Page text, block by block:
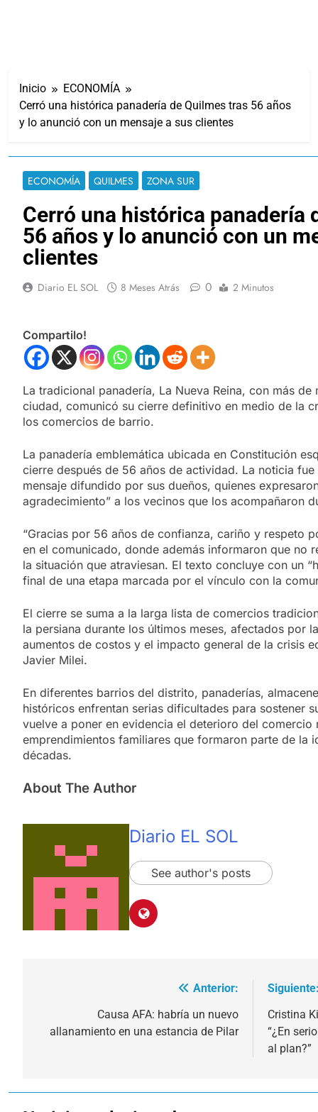
Inicio
ECONOMÍA
Cerró una histórica panadería de Quilmes tras 56 años
y lo anunció con un mensaje a sus clientes
ECONOMÍA QUILMES ZONA SUR
Cerró una histórica panadería
56 años y lo anunció con un
clientes
Diario EL SOL 8 Meses Atrás 0 2 Minutos
Compartilo!
La tradicional panadería, La Nueva Reina, con más
ciudad, comunicó su cierre definitivo en medio de la
los comercios de barrio.
La panadería emblemática ubicada en Constitución
cierre después de 56 años de actividad. La noticia
mensaje difundido por sus dueños, quienes
agradecimiento” a los vecinos que los acompañaron
“Gracias por 56 años de confianza, cariño y respeto
en el comunicado, donde además informaron que no
la situación que atraviesan. El texto concluye con un
final de una etapa marcada por el vínculo con la
El cierre se suma a la larga lista de comercios
la persiana durante los últimos meses, afectados por
aumentos de costos y el impacto general de la crisis
Javier Milei.
En diferentes barrios del distrito, panaderías,
históricos enfrentan serias dificultades para sostener
vuelve a poner en evidencia el deterioro del
emprendimientos familiares que formaron parte de la
décadas.
About The Author
Diario EL SOL
See author's posts
Anterior:
Causa AFA: habría un nuevo
allanamiento en una estancia de Pilar
Cristina
“¿En
al plan?”